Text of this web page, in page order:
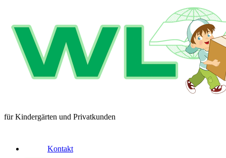
für Kindergärten und Privatkunden
Kontakt